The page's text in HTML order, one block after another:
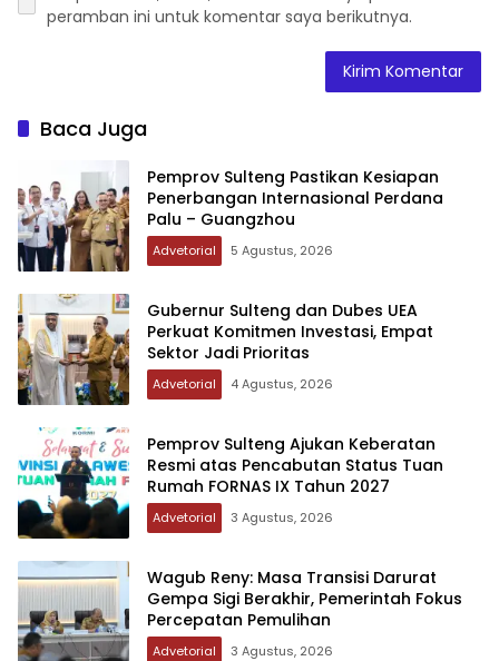
peramban ini untuk komentar saya berikutnya.
Baca Juga
Pemprov Sulteng Pastikan Kesiapan
Penerbangan Internasional Perdana
Palu – Guangzhou
Advetorial 5 Agustus, 2026
Gubernur Sulteng dan Dubes UEA
Perkuat Komitmen Investasi, Empat
Sektor Jadi Prioritas
Advetorial 4 Agustus, 2026
Pemprov Sulteng Ajukan Keberatan
Resmi atas Pencabutan Status Tuan
Rumah FORNAS IX Tahun 2027
Advetorial 3 Agustus, 2026
Wagub Reny: Masa Transisi Darurat
Gempa Sigi Berakhir, Pemerintah Fokus
Percepatan Pemulihan
Advetorial 3 Agustus, 2026